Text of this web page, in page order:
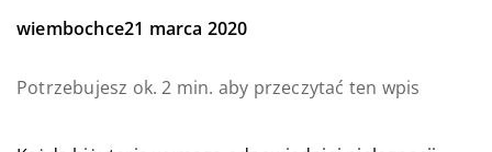
wiembochce21 marca 2020
Potrzebujesz ok. 2 min. aby przeczytać ten wpis